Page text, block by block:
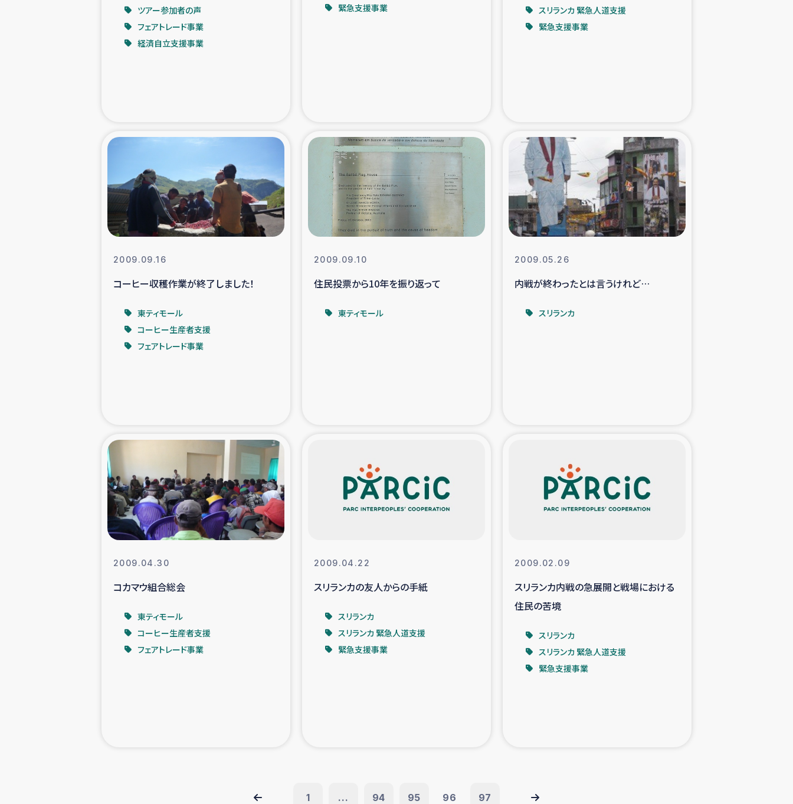
タイ国境ミャンマー移民子ども支援 漁民によるマングローブ植林活動
レバノンでのシリア難民への食糧・越冬支援
石巻市街地在宅被災者支援 復興応援隊の活動
仮設住宅生活支援・農業復興支援 漁業復興支援
インターン・ボランティア日誌 経済自立支援事業
ガザ空爆被災者への食料支援と農家生産支援
ガザ地区における羊の畜産支援 ガザ地区での公園の緑化を通じた支援事業
ガザ地区における被災住民への緊急支援
トルコ・シリア地震被災者支援 デニヤヤ小規模紅茶農家支援
コーヒー生産者支援 アイナロ県マウベシ郡でのコーヒー畑改善事業
ベイルート大規模爆発被災者支援
アグロフォレストリー（カカオ）事業
ツアー参加者の声
フェアトレード事業
経済自立支援事業
緊急支援事業
スリランカ 緊急人道支援
緊急支援事業
2009.09.16
コーヒー収穫作業が終了しました！
東ティモール
コーヒー生産者支援
フェアトレード事業
2009.09.10
住民投票から10年を振り返って
東ティモール
2009.05.26
内戦が終わったとは言うけれど…
スリランカ
2009.04.30
コカマウ組合総会
東ティモール
コーヒー生産者支援
フェアトレード事業
2009.04.22
スリランカの友人からの手紙
スリランカ
スリランカ 緊急人道支援
緊急支援事業
2009.02.09
スリランカ内戦の急展開と戦場における
住民の苦境
スリランカ
スリランカ 緊急人道支援
緊急支援事業
1 ... 94 95 96 97